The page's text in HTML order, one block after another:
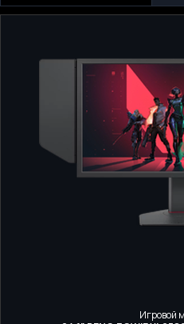
Игровой